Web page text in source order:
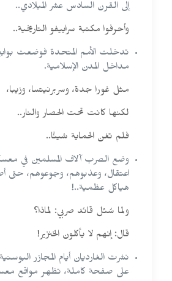
إلى القرن السادس عشر الميلادي..
وأحرفوا مكتبة سراييفو التاريخية..
تدخلت الأمم المتحدة فوضعت
مداخل المدن الإسلامية.
مثل غورا جدة، وسربرنيتسا، وزيبا،
لكنها كانت تحت الحصار والنار..
فلم تغن الحماية شيئًا..
وضع الصرب آلاف المسلمين في
اعتقال، وعذبوهم، وجوعوهم، حتى
هياكل عظمية..!
ولما سُئل قائد صربي: لماذا؟
قال: إنهم لا يأكلون الخنزير!
نشرت الغارديان أيام المجازر
على صفحة كاملة، تظهر مواقع